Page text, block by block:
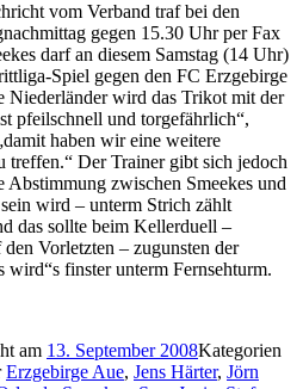
vom Verband traf bei den
gegen 15.30 Uhr per Fax
darf an diesem Samstag (14 Uhr)
Spiel gegen den FC Erzgebirge
Niederländer wird das Trikot mit der
pfeilschnell und torgefährlich“,
haben wir eine weitere
treffen.“ Der Trainer gibt sich jedoch
zwischen Smeekes und
wird – unterm Strich zählt
das sollte beim Kellerduell –
Vorletzten – zugunsten der
finster unterm Fernsehturm.
am 13. September 2008Kategorien
Erzgebirge Aue, Jens Härter, Jörn